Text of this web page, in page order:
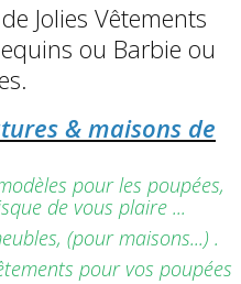
Jolies Vêtements
ou Barbie ou
& maisons de
pour les poupées,
de vous plaire ...
(pour maisons...) .
pour vos poupées